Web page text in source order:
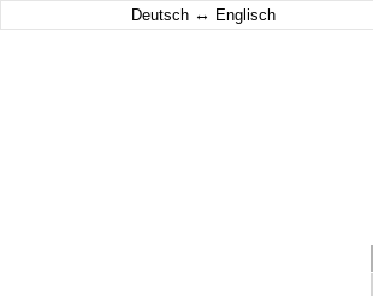
Deutsch ↔ Englisch